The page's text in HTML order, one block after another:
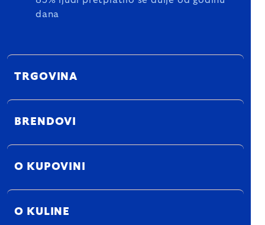
dana
TRGOVINA
BRENDOVI
O KUPOVINI
O KULINE